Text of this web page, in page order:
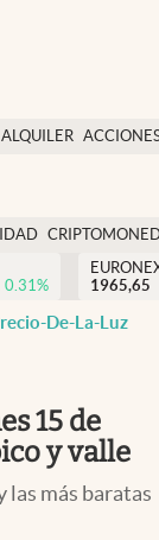
ALQUILER
USA
Colombia
0.31%
1965,65
De-La-Luz
15 de
y valle
las más baratas